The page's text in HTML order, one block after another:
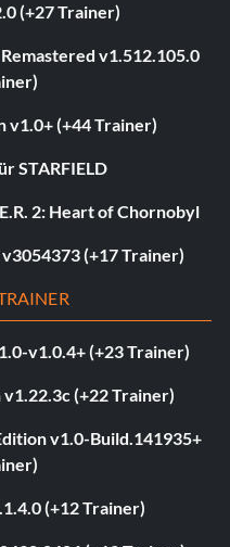
(+27 Trainer)
v1.512.105.0
v1.0+ (+44 Trainer)
STARFIELD
2: Heart of Chornobyl
(+17 Trainer)
v1.0.4+ (+23 Trainer)
(+22 Trainer)
v1.0-Build.141935+
(+12 Trainer)